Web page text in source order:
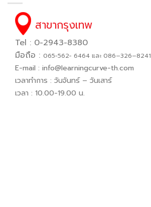
สาขากรุงเทพ
Tel : 0-2943-8380
มือถือ : 065−562− 6464 และ 086–326–8241
E-mail : info@learningcurve-th.com
เวลาทำการ : วันจันทร์ – วันเสาร์
เวลา : 10.00-19.00 น.